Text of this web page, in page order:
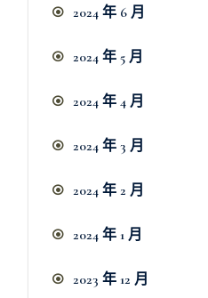
2024 年 6 月
2024 年 5 月
2024 年 4 月
2024 年 3 月
2024 年 2 月
2024 年 1 月
2023 年 12 月